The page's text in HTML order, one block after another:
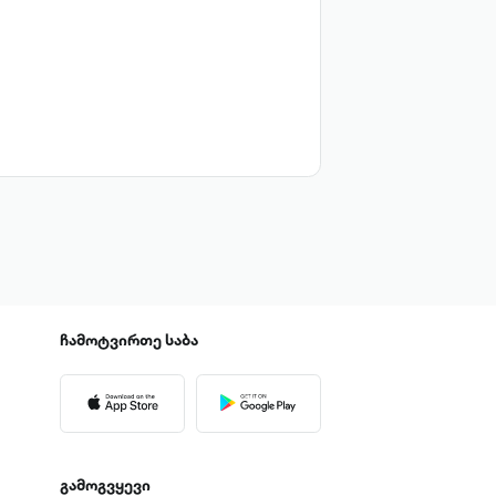
ჩამოტვირთესაბა
გამოგვყევი